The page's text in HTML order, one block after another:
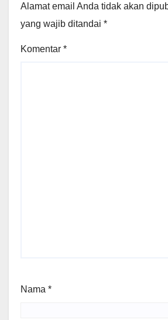
Alamat email Anda tidak akan
yang wajib ditandai *
Komentar *
Nama *